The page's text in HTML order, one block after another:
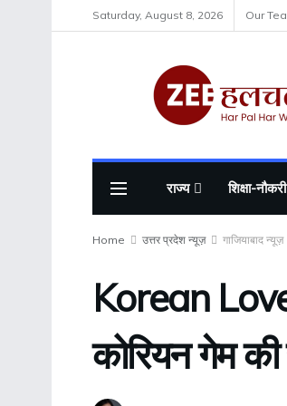
Saturday, August 8, 2026 Our
राज्य शिक्षा-नौकरी
Home उत्तर प्रदेश न्यूज़ गाजियाबाद न्यूज़
Korean
कोरियन गेम